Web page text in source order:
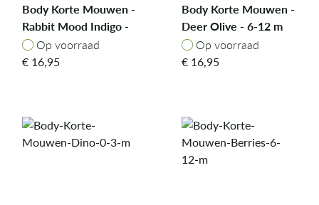
Body Korte Mouwen -
Rabbit Mood Indigo -
0-3 m
Op voorraad
Op voorraad
€ 16,95
Body Korte Mouwen -
Deer Olive - 6-12 m
Op voorraad
Op voorraad
€ 16,95